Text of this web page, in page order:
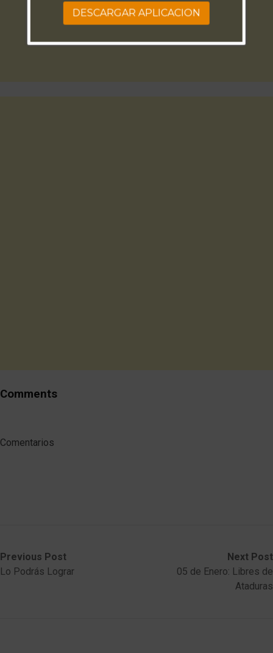
Comments
Comentarios
Post
navigation
Previous Post
Previous
post:
Lo Podrás Lograr
Next Post
Next
post:
05 de Enero: Libres de
Ataduras
DESCARGAR APLICACION